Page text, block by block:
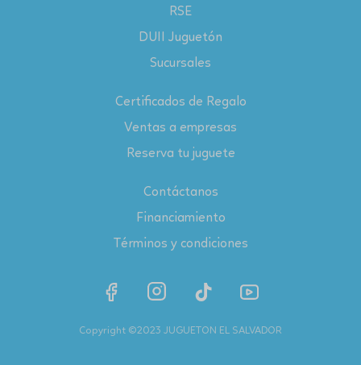
RSE
DUII Juguetón
Sucursales
Certificados de Regalo
Ventas a empresas
Reserva tu juguete
Contáctanos
Financiamiento
Términos y condiciones
Copyright ©2023 JUGUETON EL SALVADOR